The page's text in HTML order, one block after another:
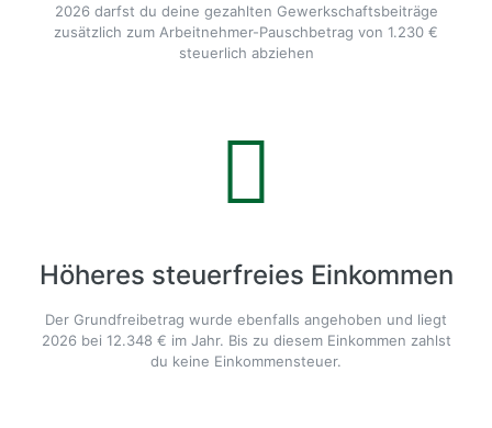
2026 darfst du deine gezahlten Gewerkschaftsbeiträge
zusätzlich zum Arbeitnehmer-Pauschbetrag von 1.230 €
steuerlich abziehen
Höheres steuerfreies Einkommen
Der Grundfreibetrag wurde ebenfalls angehoben und liegt
2026 bei 12.348 € im Jahr. Bis zu diesem Einkommen zahlst
du keine Einkommensteuer.